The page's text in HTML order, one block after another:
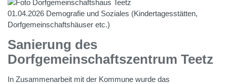
01.04.2026 Demografie und Soziales (Kindertagesstätten,
Dorfgemeinschaftshäuser etc.)
Sanierung des
Dorfgemeinschaftszentrum Teetz
In Zusammenarbeit mit der Kommune wurde das